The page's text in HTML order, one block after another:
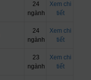
24
ngành
Xem chi
tiết
24
ngành
Xem chi
tiết
23
ngành
Xem chi
tiết